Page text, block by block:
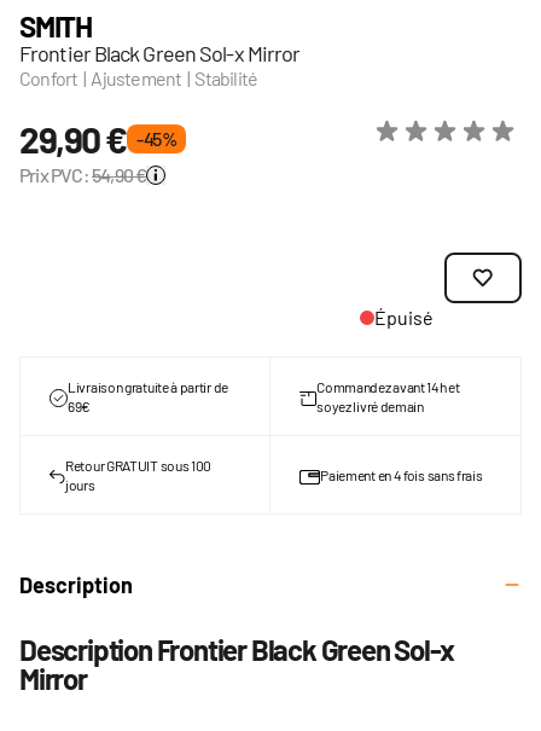
SMITH
Frontier Black Green Sol-x Mirror
Confort | Ajustement | Stabilité
29,90 € - 45 %
Prix PVC:54,90 €
Épuisé
Livraison gratuite à partir de
69€
Commandez avant 14h et
soyez livré demain
Retour GRATUIT sous 100
jours
Paiement en 4 fois sans frais
Description
Description Frontier Black Green Sol-x
Mirror